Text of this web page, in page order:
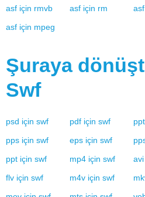
asf için rmvb asf için rm asf
asf için mpeg
Şuraya
Swf
psd için swf pdf için swf
pps için swf eps için swf
ppt için swf mp4 için swf avi
flv için swf m4v için swf